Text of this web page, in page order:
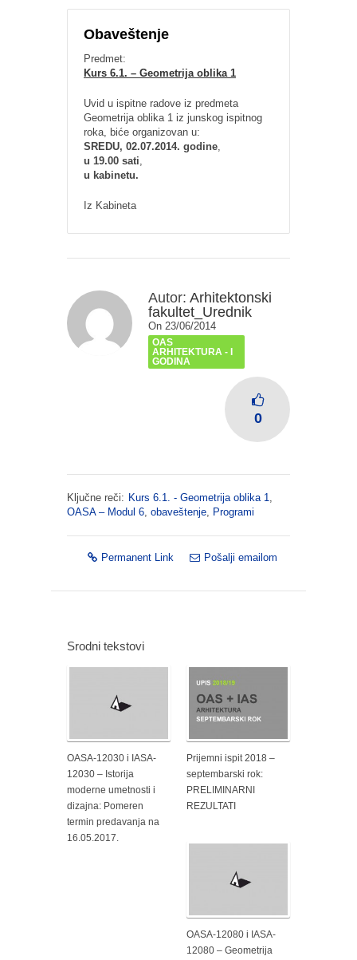
Obaveštenje
Predmet:
Kurs 6.1. – Geometrija oblika 1
Uvid u ispitne radove iz predmeta
Geometrija oblika 1 iz junskog ispitnog
roka, biće organizovan u:
SREDU, 02.07.2014. godine,
u 19.00 sati,
u kabinetu.
Iz Kabineta
Autor: Arhitektonski
fakultet_Urednik
On 23/06/2014
OAS
ARHITEKTURA - I
GODINA
0
Ključne reči: Kurs 6.1. - Geometrija oblika 1,
OASA – Modul 6, obaveštenje, Programi
Permanent Link Pošalji emailom
Srodni tekstovi
OASA-12030 i IASA-
12030 – Istorija
moderne umetnosti i
dizajna: Pomeren
termin predavanja na
16.05.2017.
Prijemni ispit 2018 –
septembarski rok:
PRELIMINARNI
REZULTATI
OASA-12080 i IASA-
12080 – Geometrija